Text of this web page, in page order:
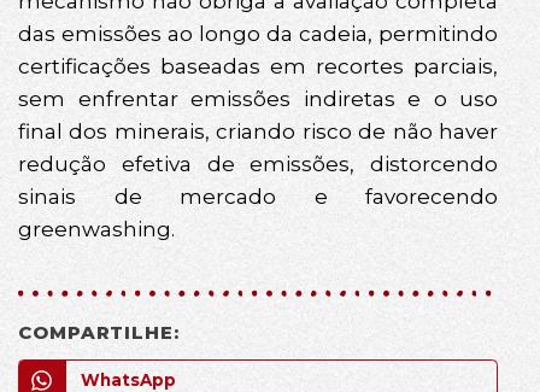
das emissões ao longo da cadeia, permitindo
certificações baseadas em recortes parciais,
sem enfrentar emissões indiretas e o uso
final dos minerais, criando risco de não haver
redução efetiva de emissões, distorcendo
sinais de mercado e favorecendo
greenwashing.
COMPARTILHE:
WhatsApp